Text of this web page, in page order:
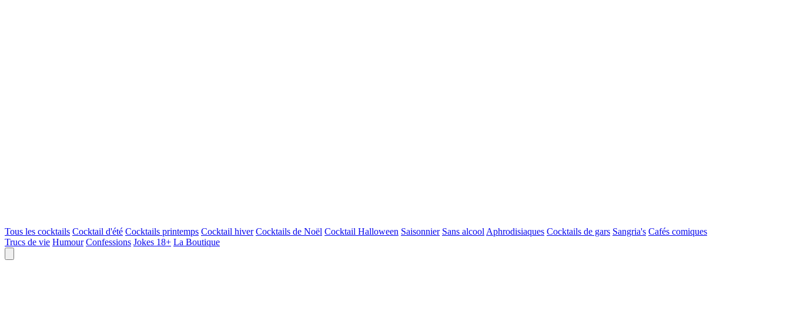
Tous les cocktails Cocktail d'été Cocktails printemps Cocktail hiver Cocktails de Noël Cocktail Halloween Saisonnier Sans alcool Aphrodisiaques Cocktails de gars Sangria's Cafés comiques
Trucs de vie Humour Confessions Jokes 18+ La Boutique